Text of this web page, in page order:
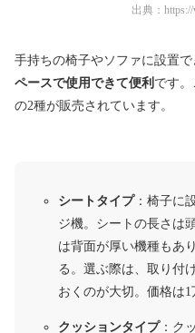
出典：
手持ちの椅子やソファに設置
ペースで使用できて便利 です
の2種が販売されています。
シートタイプ：椅子に
ジ機。シートの長さは
は背面が厚い機種もあ
る。選ぶ際は、取り付
おくのが大切。価格は1
クッションタイプ：ク